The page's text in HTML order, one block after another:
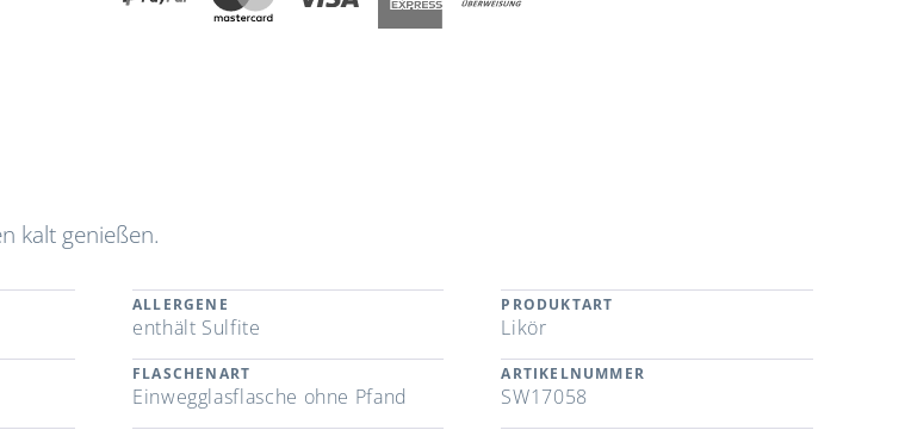
kalt genießen.
ALLERGENE
enthält Sulfite
FLASCHENART
Einwegglasflasche ohne Pfand
PRODUKTART
Likör
ARTIKELNUMMER
SW17058